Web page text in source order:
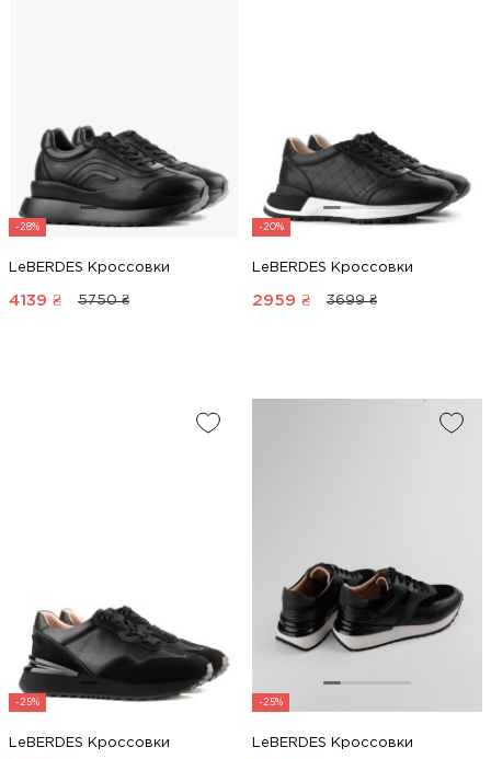
-28%
LeBERDES Кроссовки
4139 ₴ 5750 ₴
-20%
LeBERDES Кроссовки
2959 ₴ 3699 ₴
-25%
LeBERDES Кроссовки
-25%
LeBERDES Кроссовки